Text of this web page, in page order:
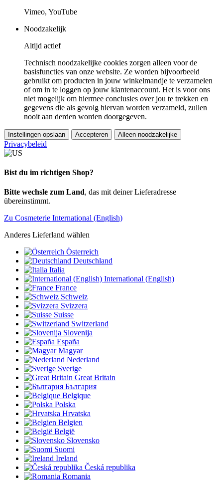
Vimeo, YouTube
Noodzakelijk
Altijd actief
Technisch noodzakelijke cookies zorgen alleen voor de
basisfuncties van onze website. Ze worden bijvoorbeeld
gebruikt om producten in jouw winkelmandje te verzamelen
of om in te loggen op jouw klantenaccount. Het is voor ons
niet mogelijk om hiermee conclusies over jou te trekken en
gegevens die als gevolg hiervan worden verzameld, zullen
nooit aan derden worden doorgegeven.
Instellingen opslaan Accepteren Alleen noodzakelijke
Privacybeleid
Bist du im richtigen Shop?
Bitte wechsle zum Land, das mit deiner Lieferadresse
übereinstimmt.
Zu Cosmeterie International (English)
Anderes Lieferland wählen
Österreich
Deutschland
Italia
International (English)
France
Schweiz
Svizzera
Suisse
Switzerland
Slovenija
España
Magyar
Nederland
Sverige
Great Britain
България
Belgique
Polska
Hrvatska
Belgien
België
Slovensko
Suomi
Ireland
Česká republika
Romania